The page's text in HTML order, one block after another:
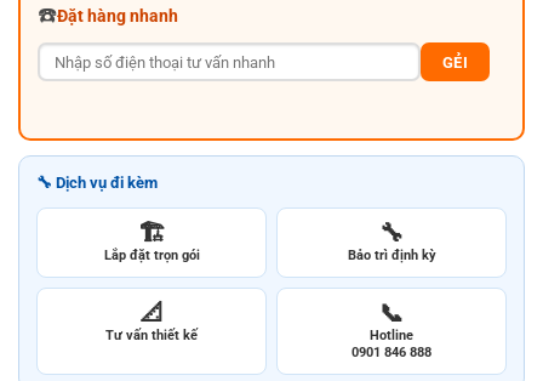
☎️Đặt hàng nhanh
GẺI
🔧 Dịch vụ đi kèm
🏗️
Lắp đặt trọn gói
🔧
Bảo trì định kỳ
📐
Tư vấn thiết kế
📞
Hotline
0901 846 888